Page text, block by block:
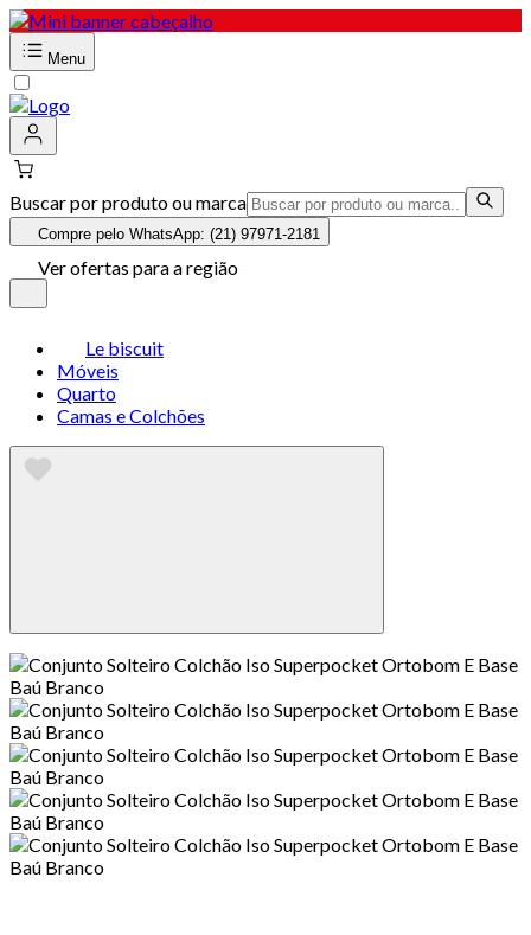
Menu
Buscar por produto ou marca
Compre pelo WhatsApp: (21) 97971-2181
Ver ofertas para a região
Le biscuit
Móveis
Quarto
Camas e Colchões